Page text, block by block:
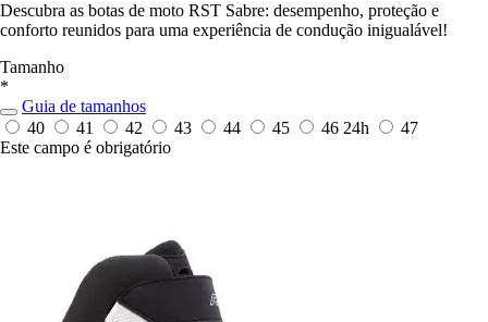
Descubra as botas de moto RST Sabre: desempenho, proteção e
conforto reunidos para uma experiência de condução inigualável!
Tamanho
*
Guia de tamanhos
40
41 42 43 44 45 46 24h
47
Este campo é obrigatório